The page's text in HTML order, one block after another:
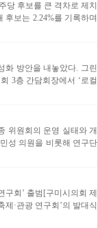
당 후보를 큰 격차로 제치
보는 2.24%를 기록하며
화 방안을 내놓았다. 그린
3층 간담회장에서 ‘로컬
위원회의 운영 실태와 개
성 의원을 비롯해 연구단
회’ 출범[구미시의회 제
·관광 연구회’의 발대식